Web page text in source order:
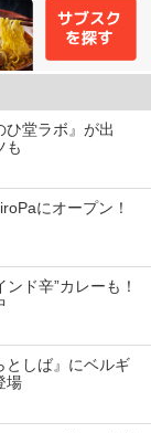
堂ラボ』が出
も
にオープン！
ド辛”カレーも！
としば』にベルギ
場